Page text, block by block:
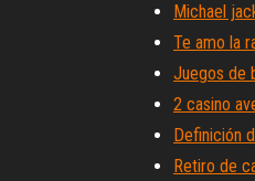
Michael
Te amo la
Juegos de
2 casino
Definición
Retiro de